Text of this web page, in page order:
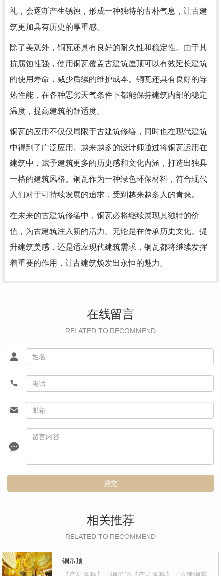
礼，会逐渐产生锈蚀，形成一种独特的古朴气息，让古建
筑更加具有历史的厚重感。
除了美观外，铜瓦还具有良好的耐久性和稳定性。由于其
抗腐蚀性强，使用铜瓦覆盖古建筑屋顶可以有效延长建筑
的使用寿命，减少后续的维护成本。铜瓦还具有良好的导
热性能，在各种恶劣天气条件下都能保持建筑内部的稳定
温度，提高建筑的舒适度。
铜瓦的应用不仅仅局限于古建筑修缮，同时也在现代建筑
中得到了广泛应用。越来越多的设计师通过将铜瓦运用在
建筑中，赋予建筑更多的历史感和文化内涵，打造出独具
一格的建筑风格。铜瓦作为一种绿色环保材料，符合现代
人们对于可持续发展的追求，受到越来越多人的青睐。
在未来的古建筑修缮中，铜瓦必将继续展现其独特的价
值，为古建筑注入新的活力。无论是在传承历史文化、提
升建筑美感，还是适应现代建筑需求，铜瓦都将继续发挥
着重要的作用，让古建筑焕发出永恒的魅力。
在线留言
RELATED TO RECOMMEND
提交
相关推荐
RELATED TO RECOMMEND
铜吊顶